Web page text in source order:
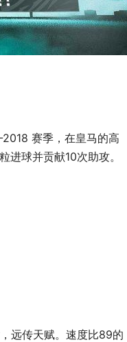
赛季，在皇马的高
球并贡献10次助攻。
远传天赋。速度比89的